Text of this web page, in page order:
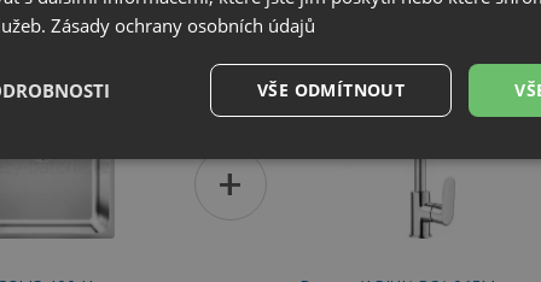
SET Blanco SOLIS 400-U nerez kartáčovaný 526117 +
+
Zásady ochrany osobních údajů
VŠE ODMÍTNOUT
Výkonové
Soubory cílení Funkční soubory